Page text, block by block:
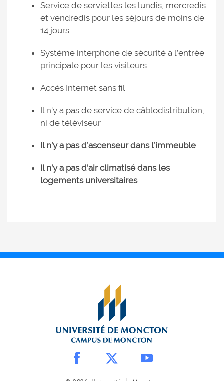
Service de serviettes les lundis, mercredis
et vendredis pour les séjours de moins de
14 jours
Système interphone de sécurité à l’entrée
principale pour les visiteurs
Accès Internet sans fil
Il n'y a pas de service de câblodistribution,
ni de téléviseur
Il n’y a pas d’ascenseur dans l’immeuble
Il n’y a pas d’air climatisé dans les
logements universitaires